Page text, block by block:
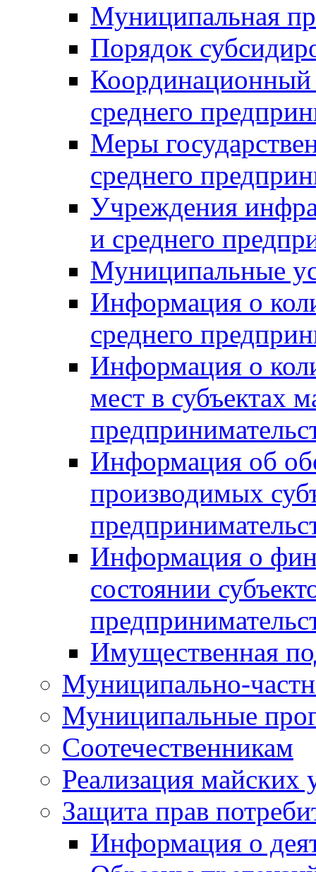
Муниципальная
Порядок
Координационный
среднего
Меры
среднего
Учреждения
и среднего
Муниципальные
Информация о
среднего
Информация о
мест в субъектах
Информация об
производимых
Информация о
состоянии
Имущественная
Муниципально-
Муниципальные
Соотечественникам
Реализация майских
Защита прав
Информация о